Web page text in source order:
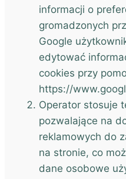
informacji o
gromadzonych
Google
edytować
cookies przy
https://
Operator stosuje
pozwalające na
reklamowych do
na stronie, co
dane osobowe